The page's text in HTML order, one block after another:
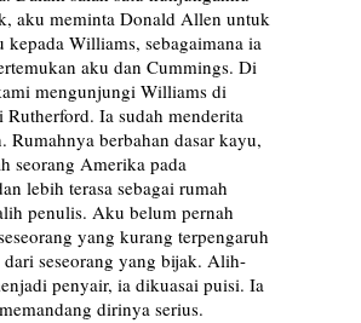
aku meminta Donald Allen untuk
kepada Williams, sebagaimana ia
aku dan Cummings. Di
mengunjungi Williams di
Rutherford. Ia sudah menderita
Rumahnya berbahan dasar kayu,
seorang Amerika pada
lebih terasa sebagai rumah
penulis. Aku belum pernah
yang kurang terpengaruh
seseorang yang bijak. Alih-
penyair, ia dikuasai puisi. Ia
dirinya serius.